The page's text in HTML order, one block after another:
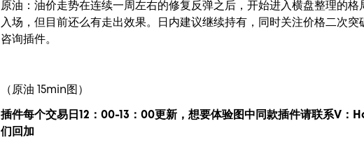
原油：油价走势在连续一周左右的修复反弹之后，开始进入横盘整理的
入场，但目前还么有走出效果。日内建议继续持有，同时关注价格二次
咨询插件。
（原油 15min图）
插件每个交易日12：00-13：00更新， 想要体验图中 同款插件请联系V：
们回加